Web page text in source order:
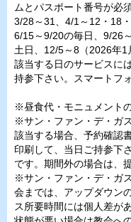
ムとパスポート番号が必
3/28～31、4/1～12・18
6/15～9/20の毎日、9/26
土日、12/5～8（2026年1
該当する日のサービスに
持参下さい。スマートフ
※昼食代・モニュメント
※サン・ファン・デ・ガ
該当する場合、予約確認
印刷して、当日ご持参下
です。期間外の場合は、
※サン・ファン・デ・ガ
会までは、アップダウン
ス所要時間には個人差が